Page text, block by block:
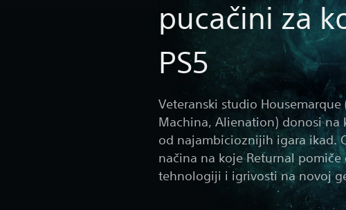
pucačini za
PS5
Veteranski studio Housemarque
Machina, Alienation) donosi na
od najambicioznijih igara ikad.
načina na koje Returnal
tehnologiji i igrivosti na novoj